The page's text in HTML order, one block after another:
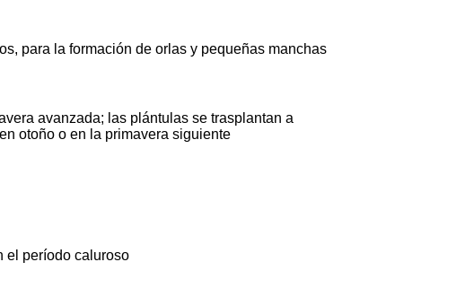
para la formación de orlas y pequeñas manchas
avanzada; las plántulas se trasplantan a
otoño o en la primavera siguiente
el período caluroso